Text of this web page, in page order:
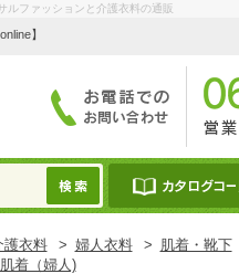
ルファッションと介護衣料の通販
】
護衣料 > 婦人衣料 > 肌着・靴下
着（婦人)